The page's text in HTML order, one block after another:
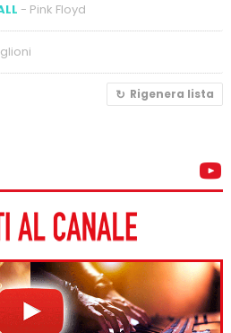
- Pink Floyd
Rigenera lista